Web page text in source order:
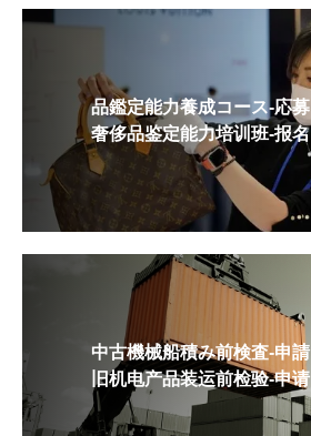
品鑑定能力養成コース-応募
奢侈品鉴定能力培训班-报名
中古機械船積み前検査-申請
旧机电产品装运前检验-申请